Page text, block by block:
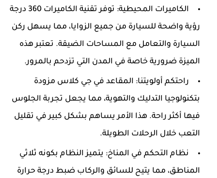
الكاميرات المحيطية:
توفر تقنية الكاميرات 360 درجة
رؤية واضحة للسيارة من جميع الزوايا، مما يسهل ركن
السيارة والتعامل مع المساحات الضيقة. تعتبر هذه
الميزة ضرورية خاصة في المدن التي تزدحم بالمرور.
راحتكم أولويتنا: المقاعد في جي كلاس مزودة
بتكنولوجيا التدليك والتهوية، مما يجعل تجربة الجلوس
فيها أكثر راحة. هذا الأمر يساهم بشكل كبير في تقليل
التعب خلال الرحلات الطويلة.
نظام التحكم في المناخ: يتميز النظام بكونه ثلاثي
المناطق، مما يتيح للسائق والركاب ضبط درجة حرارة